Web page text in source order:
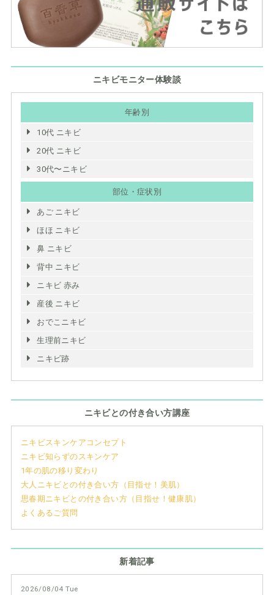
ニキビモニター体験談
年齢別
10代 ニキビ
20代 ニキビ
30代〜ニキビ
部位・症状別
あご ニキビ
ほほ ニキビ
鼻 ニキビ
背中 ニキビ
ニキビ 赤み
産後 ニキビ
おでこニキビ
生理前ニキビ
ニキビ跡
ニキビとの付き合い方講座
ニキビスキンケアコンセプト
ニキビ知らずのスキンケア
1年の肌の移り変わり
大人ニキビとの付き合い方（目指せ！美肌）
思春期ニキビとの付き合い方（目指せ！健康肌）
よくあるご質問
新着記事
2026/08/04 Tue